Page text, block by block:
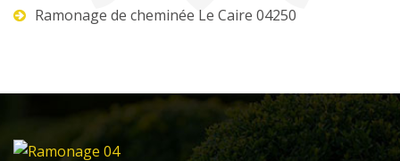
Ramonage de cheminée Le Caire 04250